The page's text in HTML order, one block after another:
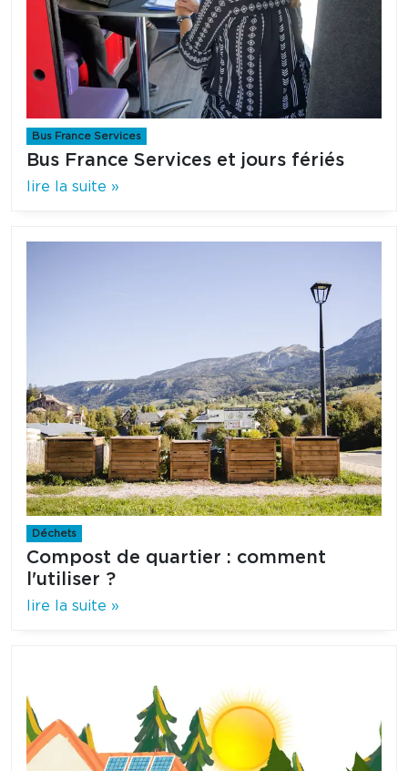
Bus France Services
Bus France Services et jours fériés
lire la suite »
Déchets
Compost de quartier : comment
l'utiliser ?
lire la suite »